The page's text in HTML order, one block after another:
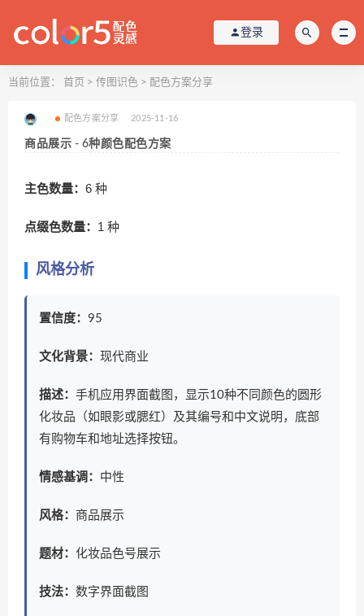
登录
当前位置： 首页 > 传图识色 > 配色方案分享
配色方案分享 2025-11-16
商品展示 - 6种颜色配色方案
主色数量： 6 种
点缀色数量： 1 种
风格分析
置信度： 95
文化背景： 现代商业
描述： 手机应用界面截图，显示10种不同颜色的圆形
化妆品（如眼影或腮红）及其编号和中文说明，底部
有购物车和地址选择按钮。
情感基调： 中性
风格： 商品展示
题材： 化妆品色号展示
技法： 数字界面截图